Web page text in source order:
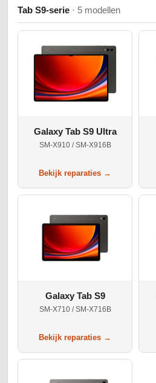
Tab S9-serie · 5 modellen
Galaxy Tab S9 Ultra
SM-X910 / SM-X916B
Bekijk reparaties →
Galaxy Tab S9
SM-X710 / SM-X716B
Bekijk reparaties →